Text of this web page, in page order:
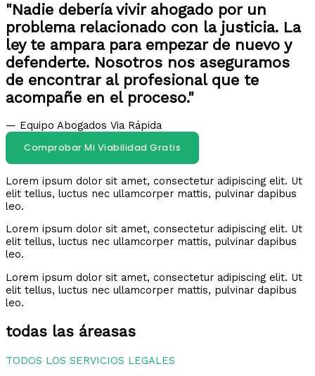
"Nadie debería vivir ahogado por un
problema relacionado con la justicia. La
ley te ampara para empezar de nuevo y
defenderte. Nosotros nos aseguramos
de encontrar al profesional que te
acompañe en el proceso."
— Equipo Abogados Via Rápida
Comprobar Mi Viabilidad Gratis
Lorem ipsum dolor sit amet, consectetur adipiscing elit. Ut
elit tellus, luctus nec ullamcorper mattis, pulvinar dapibus
leo.
Lorem ipsum dolor sit amet, consectetur adipiscing elit. Ut
elit tellus, luctus nec ullamcorper mattis, pulvinar dapibus
leo.
Lorem ipsum dolor sit amet, consectetur adipiscing elit. Ut
elit tellus, luctus nec ullamcorper mattis, pulvinar dapibus
leo.
todas las áreasas
TODOS LOS SERVICIOS LEGALES